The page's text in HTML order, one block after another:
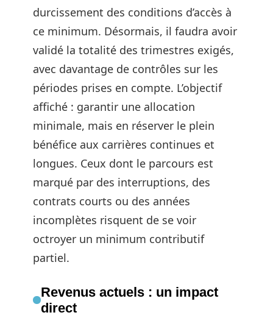
durcissement des conditions d’accès à
ce minimum. Désormais, il faudra avoir
validé la totalité des trimestres exigés,
avec davantage de contrôles sur les
périodes prises en compte. L’objectif
affiché : garantir une allocation
minimale, mais en réserver le plein
bénéfice aux carrières continues et
longues. Ceux dont le parcours est
marqué par des interruptions, des
contrats courts ou des années
incomplètes risquent de se voir
octroyer un minimum contributif
partiel.
Revenus actuels : un impact
direct